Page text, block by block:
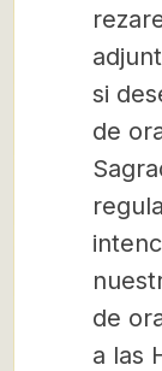
si
de
de
a las